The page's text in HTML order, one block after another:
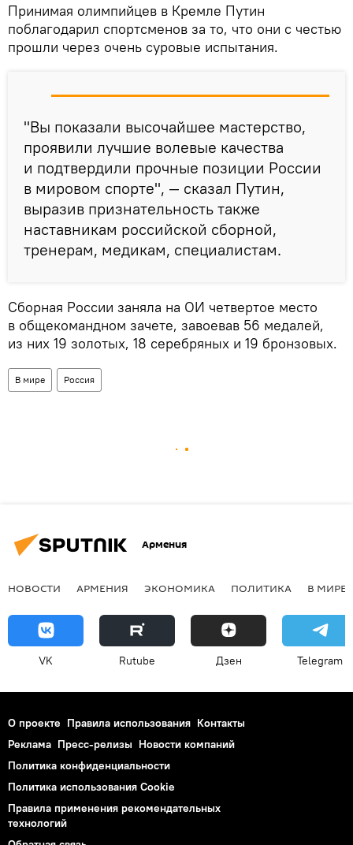
Принимая олимпийцев в Кремле Путин
поблагодарил спортсменов за то, что они с честью
прошли через очень суровые испытания.
"Вы показали высочайшее мастерство,
проявили лучшие волевые качества
и подтвердили прочные позиции России
в мировом спорте", — сказал Путин,
выразив признательность также
наставникам российской сборной,
тренерам, медикам, специалистам.
Сборная России заняла на ОИ четвертое место
в общекомандном зачете, завоевав 56 медалей,
из них 19 золотых, 18 серебряных и 19 бронзовых.
В мире Россия
Армения
НОВОСТИ АРМЕНИЯ ЭКОНОМИКА ПОЛИТИКА В МИРЕ
VK Rutube Дзен Telegram
О проекте Правила использования Контакты
Реклама Пресс-релизы Новости компаний
Политика конфиденциальности
Политика использования Cookie
Правила применения рекомендательных
технологий